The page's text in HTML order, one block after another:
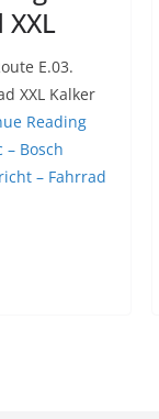
E.03.
XXL Kalker
Reading
– Bosch
– Fahrrad